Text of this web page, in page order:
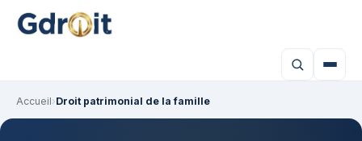
Accueil›Droit patrimonial de la famille